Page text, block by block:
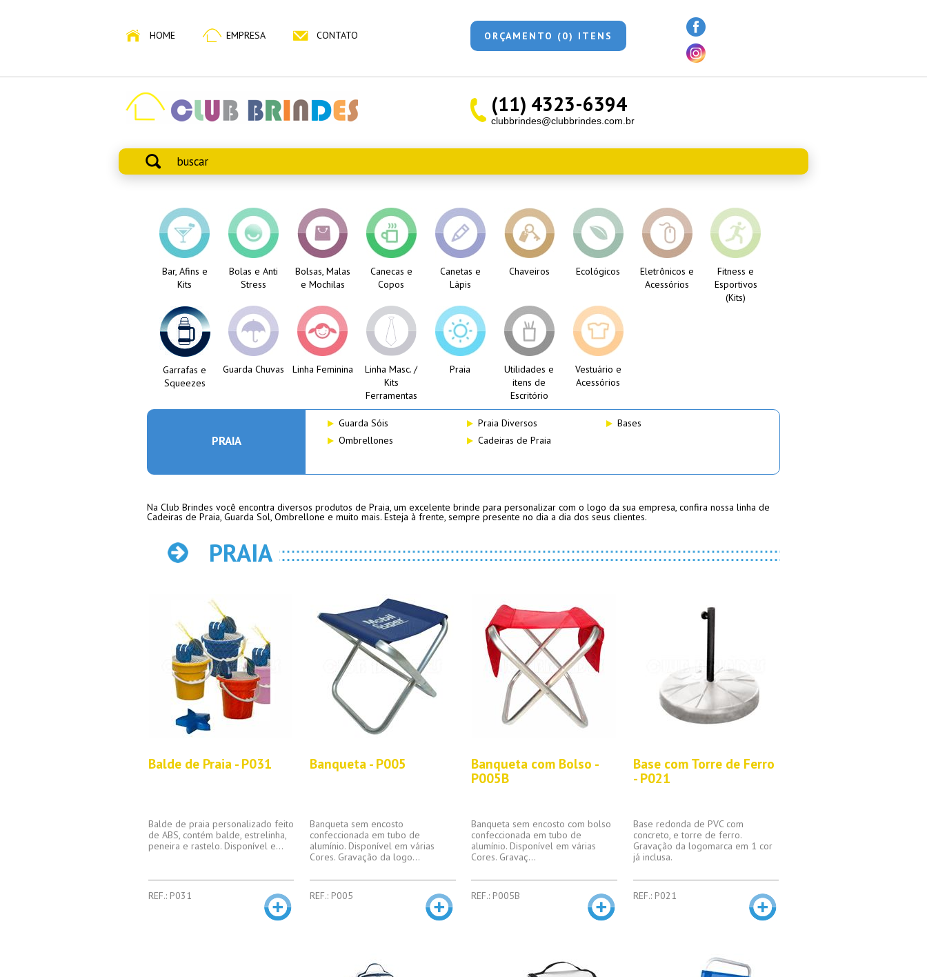
HOME EMPRESA CONTATO ORÇAMENTO (0) ITENS
(11) 4323-6394
clubbrindes@clubbrindes.com.br
Bar, Afins e
Kits
Bolas e Anti
Stress
Bolsas, Malas
e Mochilas
Canecas e
Copos
Canetas e
Lápis
Chaveiros Ecológicos
Eletrônicos e
Acessórios
Fitness e
Esportivos
(Kits)
Garrafas e
Squeezes
Guarda Chuvas Linha Feminina
Linha Masc. /
Kits
Ferramentas
Praia
Utilidades e
itens de
Escritório
Vestuário e
Acessórios
PRAIA
Guarda Sóis Praia Diversos
Bases
Ombrellones
Cadeiras de Praia
Na Club Brindes você encontra diversos produtos de Praia, um excelente brinde para personalizar com o logo da sua empresa, confira nossa linha de
Cadeiras de Praia, Guarda Sol, Ombrellone e muito mais. Esteja à frente, sempre presente no dia a dia dos seus clientes.
PRAIA
Balde de Praia - P031
Balde de praia personalizado feito
de ABS, contém balde, estrelinha,
peneira e rastelo. Disponível e...
REF.: P031
Banqueta - P005
Banqueta sem encosto
confeccionada em tubo de
alumínio. Disponível em várias
Cores. Gravação da logo...
REF.: P005
Banqueta com Bolso -
P005B
Banqueta sem encosto com bolso
confeccionada em tubo de
alumínio. Disponível em várias
Cores. Gravaç...
REF.: P005B
Base com Torre de Ferro
- P021
Base redonda de PVC com
concreto, e torre de ferro.
Gravação da logomarca em 1 cor
já inclusa.
REF.: P021